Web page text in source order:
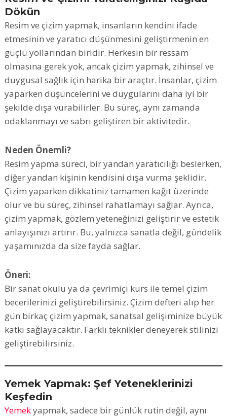
Dökün
Resim ve çizim yapmak, insanların kendini ifade
etmesinin ve yaratıcı düşünmesini geliştirmenin en
güçlü yollarından biridir. Herkesin bir ressam
olmasına gerek yok, ancak çizim yapmak, zihinsel ve
duygusal sağlık için harika bir araçtır. İnsanlar, çizim
yaparken düşüncelerini ve duygularını daha iyi bir
şekilde dışa vurabilirler. Bu süreç, aynı zamanda
odaklanmayı ve sabrı geliştiren bir aktivitedir.
Neden Önemli?
Resim yapma süreci, bir yandan yaratıcılığı beslerken,
diğer yandan kişinin kendisini dışa vurma şeklidir.
Çizim yaparken dikkatiniz tamamen kağıt üzerinde
olur ve bu süreç, zihinsel rahatlamayı sağlar. Ayrıca,
çizim yapmak, gözlem yeteneğinizi geliştirir ve estetik
anlayışınızı artırır. Bu, yalnızca sanatla değil, gündelik
yaşamınızda da size fayda sağlar.
Öneri:
Bir sanat okulu ya da çevrimiçi kurs ile temel çizim
becerilerinizi geliştirebilirsiniz. Çizim defteri alıp her
gün birkaç çizim yapmak, sanatsal gelişiminize büyük
katkı sağlayacaktır. Farklı teknikler deneyerek stilinizi
geliştirebilirsiniz.
Yemek Yapmak: Şef Yeteneklerinizi
Keşfedin
Yemekyapmak, sadece bir günlük rutin değil, aynı